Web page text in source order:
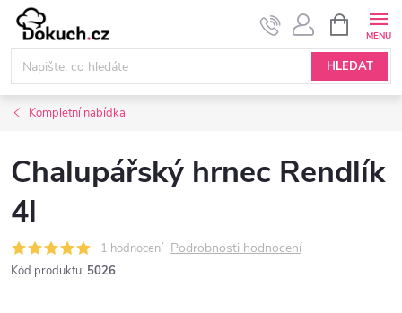
Přejít
obsah
HLEDAT
NÁKUPNÍ
KOŠÍK
Kompletní nabídka
Chalupářský hrnec Rendlík
4l
1 hodnocení Podrobnosti hodnocení
Kód produktu: 5026